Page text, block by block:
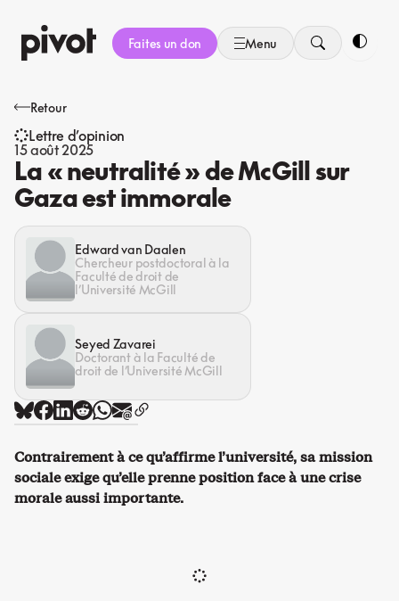
au
contenu
Faites un don Menu
Retour
Lettre d’opinion
15 août 2025
La « neutralité » de McGill sur
Gaza est immorale
Edward van Daalen
Chercheur postdoctoral à la
Faculté de droit de
l’Université McGill
Seyed Zavarei
Doctorant à la Faculté de
droit de l’Université McGill
Contrairement à ce qu’affirme l’université, sa mission
sociale exige qu’elle prenne position face à une crise
morale aussi importante.